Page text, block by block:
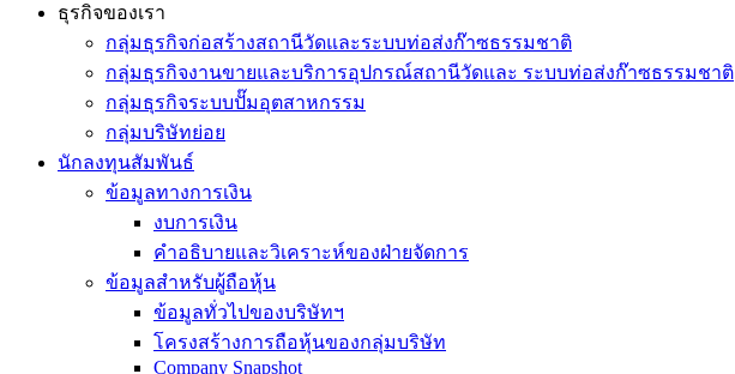
ธุรกิจของเรา
กลุ่มธุรกิจก่อสร้างสถานีวัดและระบบท่อส่งก๊าซธรรมชาติ
กลุ่มธุรกิจงานขายและบริการอุปกรณ์สถานีวัดและ ระบบท่อส่งก๊าซธรรมชาติ
กลุ่มธุรกิจระบบปั๊มอุตสาหกรรม
กลุ่มบริษัทย่อย
นักลงทุนสัมพันธ์
ข้อมูลทางการเงิน
งบการเงิน
คำอธิบายและวิเคราะห์ของฝ่ายจัดการ
ข้อมูลสำหรับผู้ถือหุ้น
ข้อมูลทั่วไปของบริษัทฯ
โครงสร้างการถือหุ้นของกลุ่มบริษัท
Company Snapshot